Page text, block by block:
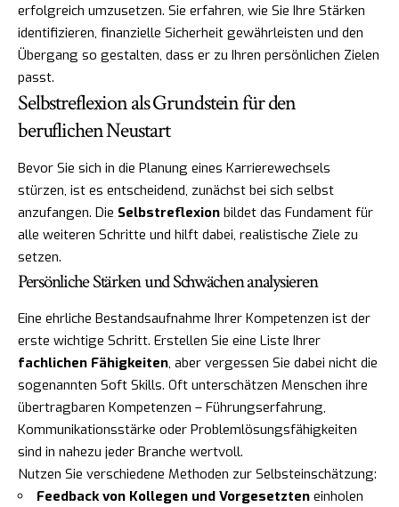
erfolgreich umzusetzen. Sie erfahren, wie Sie Ihre Stärken
identifizieren, finanzielle Sicherheit gewährleisten und den
Übergang so gestalten, dass er zu Ihren persönlichen Zielen
passt.
Selbstreflexion als Grundstein für den
beruflichen Neustart
Bevor Sie sich in die Planung eines Karrierewechsels
stürzen, ist es entscheidend, zunächst bei sich selbst
anzufangen. Die Selbstreflexion bildet das Fundament für
alle weiteren Schritte und hilft dabei, realistische Ziele zu
setzen.
Persönliche Stärken und Schwächen analysieren
Eine ehrliche Bestandsaufnahme Ihrer Kompetenzen ist der
erste wichtige Schritt. Erstellen Sie eine Liste Ihrer
fachlichen Fähigkeiten, aber vergessen Sie dabei nicht die
sogenannten Soft Skills. Oft unterschätzen Menschen ihre
übertragbaren Kompetenzen – Führungserfahrung,
Kommunikationsstärke oder Problemlösungsfähigkeiten
sind in nahezu jeder Branche wertvoll.
Nutzen Sie verschiedene Methoden zur Selbsteinschätzung:
Feedback von Kollegen und Vorgesetzten einholen